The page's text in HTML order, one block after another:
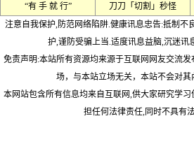
“有 手 就 行”
刀刀「切割」秒怪
注意自我保护,防范网络陷阱.健康讯息忠告:抵制不
护,谨防受骗上当.适度讯息益脑,沉迷讯
免责声明:本站所有资源均来源于互联网网友交流
场，与本站立场无关，本站不会对其
本网站包含所有信息均来自互联网,供大家研究学
担任何法律责任,同时不具有